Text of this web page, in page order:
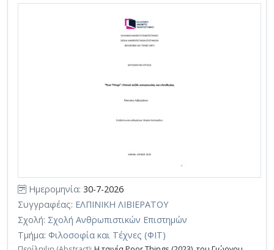
Ημερομηνία: 30-7-2026
Συγγραφέας: ΕΛΠΙΝΙΚΗ ΛΙΒΙΕΡΑΤΟΥ
Σχολή: Σχολή Ανθρωπιστικών Επιστημών
Τμήμα: Φιλοσοφία και Τέχνες (ΦΙΤ)